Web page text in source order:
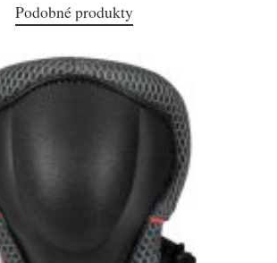
Podobné produkty